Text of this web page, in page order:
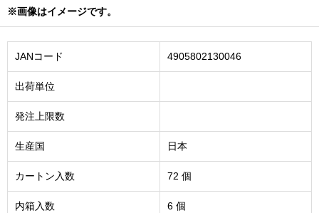
※画像はイメージです。
JANコード 4905802130046
出荷単位
発注上限数
生産国 日本
カートン入数 72 個
内箱入数 6 個